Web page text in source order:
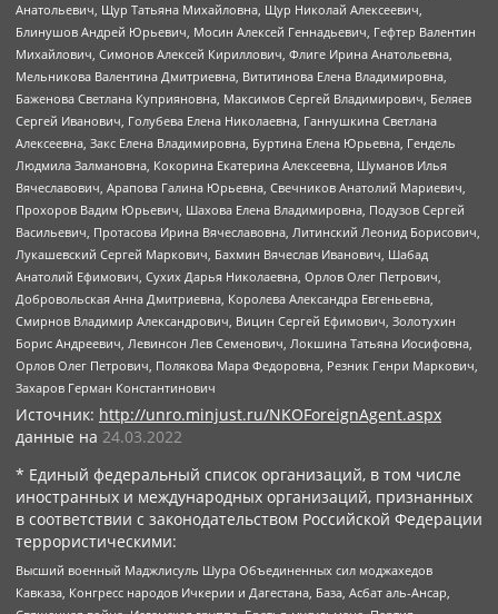
Анатольевич, Щур Татьяна Михайловна, Щур Николай Алексеевич,
Блинушов Андрей Юрьевич, Мосин Алексей Геннадьевич, Гефтер Валентин
Михайлович, Симонов Алексей Кириллович, Флиге Ирина Анатольевна,
Мельникова Валентина Дмитриевна, Вититинова Елена Владимировна,
Баженова Светлана Куприяновна, Максимов Сергей Владимирович, Беляев
Сергей Иванович, Голубева Елена Николаевна, Ганнушкина Светлана
Алексеевна, Закс Елена Владимировна, Буртина Елена Юрьевна, Гендель
Людмила Залмановна, Кокорина Екатерина Алексеевна, Шуманов Илья
Вячеславович, Арапова Галина Юрьевна, Свечников Анатолий Мариевич,
Прохоров Вадим Юрьевич, Шахова Елена Владимировна, Подузов Сергей
Васильевич, Протасова Ирина Вячеславовна, Литинский Леонид Борисович,
Лукашевский Сергей Маркович, Бахмин Вячеслав Иванович, Шабад
Анатолий Ефимович, Сухих Дарья Николаевна, Орлов Олег Петрович,
Добровольская Анна Дмитриевна, Королева Александра Евгеньевна,
Смирнов Владимир Александрович, Вицин Сергей Ефимович, Золотухин
Борис Андреевич, Левинсон Лев Семенович, Локшина Татьяна Иосифовна,
Орлов Олег Петрович, Полякова Мара Федоровна, Резник Генри Маркович,
Захаров Герман Константинович
Источник: http://unro.minjust.ru/NKOForeignAgent.aspx
данные на 24.03.2022
* Единый федеральный список организаций, в том числе
иностранных и международных организаций, признанных
в соответствии с законодательством Российской Федерации
террористическими:
Высший военный Маджлисуль Шура Объединенных сил моджахедов
Кавказа, Конгресс народов Ичкерии и Дагестана, База, Асбат аль-Ансар,